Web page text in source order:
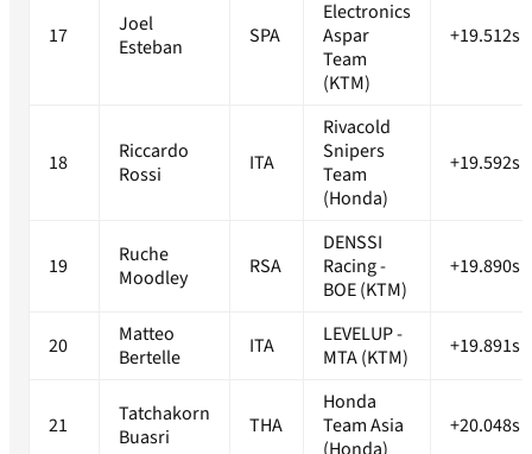
17
Joel
Esteban
SPA
Electronics
Aspar
Team
(KTM)
+19.512s
18
Riccardo
Rossi
ITA
Rivacold
Snipers
Team
(Honda)
+19.592s
19
Ruche
Moodley
RSA
DENSSI
Racing -
BOE (KTM)
+19.890s
20
Matteo
Bertelle
ITA
LEVELUP -
MTA (KTM)
+19.891s
21
Tatchakorn
Buasri
THA
Honda
Team Asia
+20.048s